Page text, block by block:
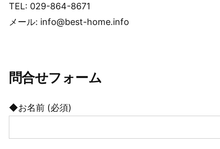
TEL: 029-864-8671
メール: info@best-home.info
問合せフォーム
◆お名前 (必須)